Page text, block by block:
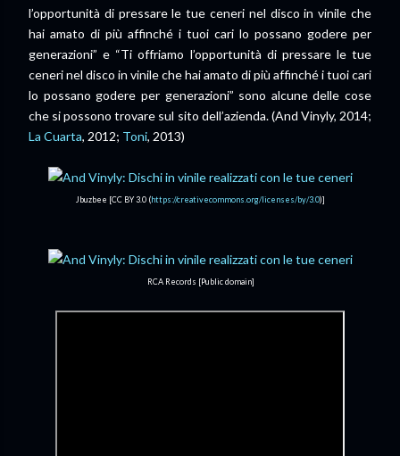
l’opportunità di pressare le tue ceneri nel disco in vinile che
hai amato di più affinché i tuoi cari lo possano godere per
generazioni” e “Ti offriamo l’opportunità di pressare le tue
ceneri nel disco in vinile che hai amato di più affinché i tuoi cari
lo possano godere per generazioni” sono alcune delle cose
che si possono trovare sul sito dell’azienda. (And Vinyly, 2014;
La Cuarta, 2012; Toni, 2013)
Jbuzbee [CC BY 3.0 (https://creativecommons.org/licenses/by/3.0)]
RCA Records [Public domain]